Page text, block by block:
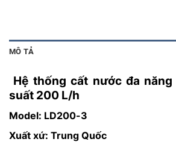
MÔ TẢ
Hệ thống cất nước đa
suất 200 L/h
Model: LD200-3
Xuất xứ: Trung Quốc